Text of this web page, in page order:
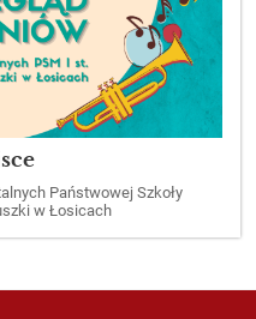
Państwowej Szkoły
w Łosicach